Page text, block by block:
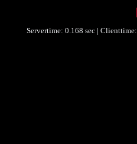
Servertime: 0.168 sec | Clienttime: